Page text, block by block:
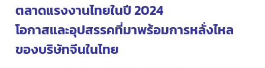
ตลาดแรงงานไทยในปี 2024
โอกาสและอุปสรรคที่มาพร้อมการหลั่งไหล
ของบริษัทจีนในไทย